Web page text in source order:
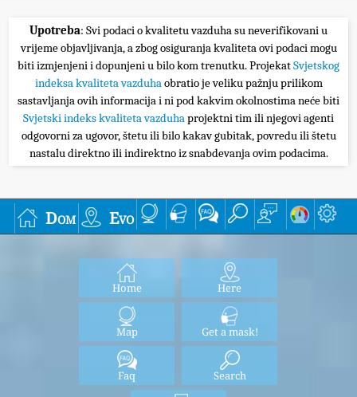
Upotreba: Svi podaci o kvalitetu vazduha su neverifikovani u
vrijeme objavljivanja, a zbog osiguranja kvaliteta ovi podaci mogu
biti izmjenjeni i dopunjeni u bilo kom trenutku. ProjekatSvjetskog
indeksa kvaliteta vazduhaobratio je veliku pažnju prilikom
sastavljanja ovih informacija i ni pod kakvim okolnostima neće biti
Svjetski indeks kvaliteta vazduhaprojektni tim ili njegovi agenti
odgovorni za ugovor, štetu ili bilo kakav gubitak, povredu ili štetu
nastalu direktno ili indirektno iz snabdevanja ovim podacima.
Dom Evo
Home Here
Map Get a mask!
Faq Search